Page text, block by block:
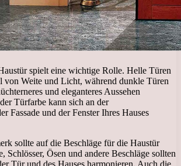
spielt eine wichtige Rolle. Helle Türen
von Weite und Licht, während dunkle Türen
und eleganteres Aussehen
Türfarbe kann sich an der
Fassade und der Fenster Ihres Hauses
sollte auf die Beschläge für die Haustür
Schlösser, Ösen und andere Beschläge sollten
Tür und des Hauses harmonieren. Auch die